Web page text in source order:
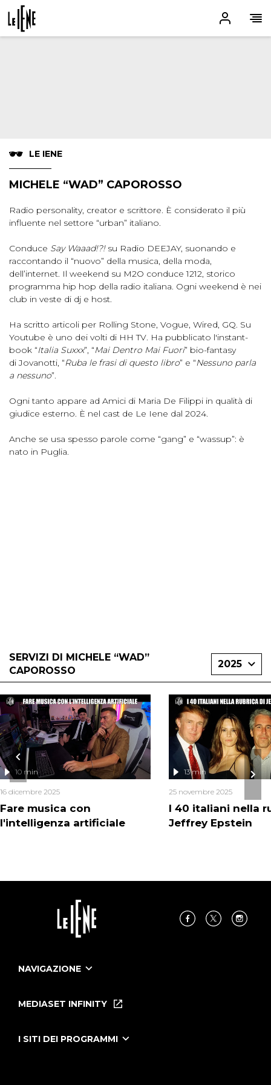
LE IENE
MICHELE “WAD” CAPOROSSO
Radio personality, creator e scrittore. È considerato il più
influente nel settore “urban” italiano.
Conduce Say Waaad!?!su Radio DEEJAY, suonando e
raccontando il “nuovo” della musica, della moda,
dell’internet. Il weekend su M2O conduce 1212, storico
programma hip hop della radio italiana. Ogni weekend è nei
club in veste di dj e host.
Ha scritto articoli per Rolling Stone, Vogue, Wired, GQ. Su
Youtube è uno dei volti di HH TV. Ha pubblicato l'instant-
book “Italia Suxxx”, “Mai Dentro Mai Fuori” bio-fantasy
di Jovanotti, “Ruba le frasi di questo libro” e “Nessuno parla
a nessuno”.
Ogni tanto appare ad Amici di Maria De Filippi in qualità di
giudice esterno. È nel cast de Le Iene dal 2024.
Anche se usa spesso parole come “gang” e “wassup”: è
nato in Puglia.
SERVIZI DI MICHELE “WAD”
CAPOROSSO
2025
Fare musica con
l'intelligenza artificiale
10 min
16 dicembre 2025
I 40 italiani nella
Jeffrey Epstein
13 min
25 novembre 2025
NAVIGAZIONE
Le Iene Presentano Inside
Tutti i servizi
MEDIASET INFINITY
I SITI DEI PROGRAMMI